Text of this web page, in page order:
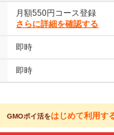
トカード
定
月額550円コース登録
さらに詳細を確認する
即時
即時
GMOポイ活をはじめて利用す